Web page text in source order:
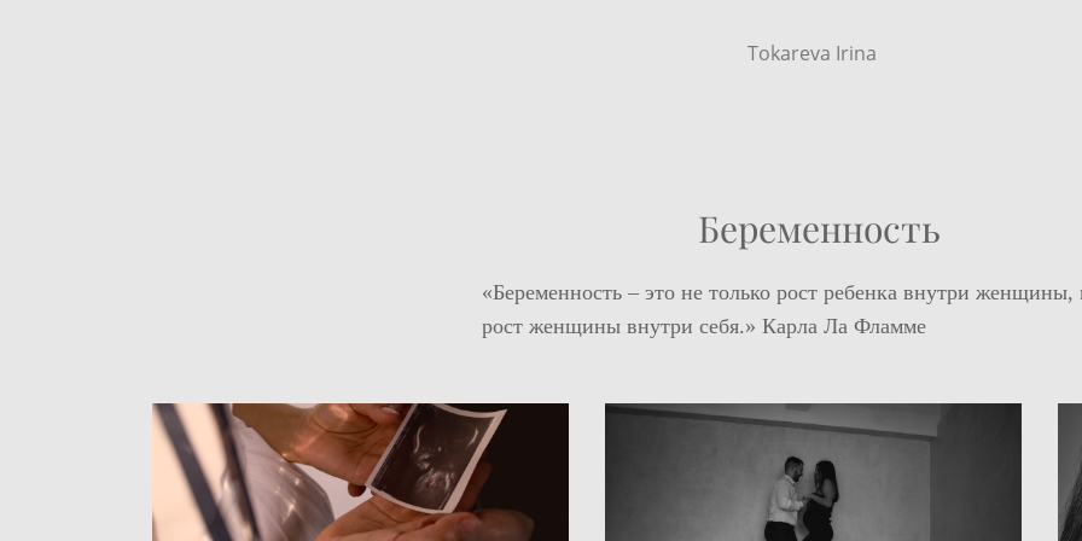
Tokareva Irina
Беременность
«Беременность – это не только рост ребенка внутри женщины,
рост женщины внутри себя.» Карла Ла Фламме